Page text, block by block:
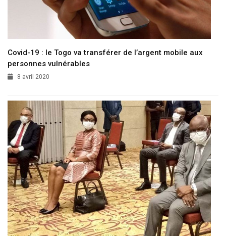
Covid-19 : le Togo va transférer de l’argent mobile aux
personnes vulnérables
8 avril 2020